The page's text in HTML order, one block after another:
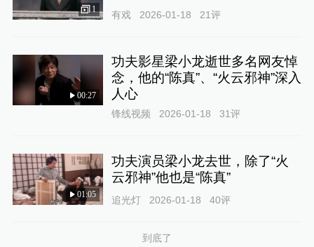
1 有戏 2026-01-18 21评
00:27
功夫影星梁小龙逝世多名网友悼
念，他的“陈真”、“火云邪神”深入
人心
锋线视频 2026-01-18 31评
01:05
功夫演员梁小龙去世，除了“火
云邪神”他也是“陈真”
追光灯 2026-01-18 40评
到底了